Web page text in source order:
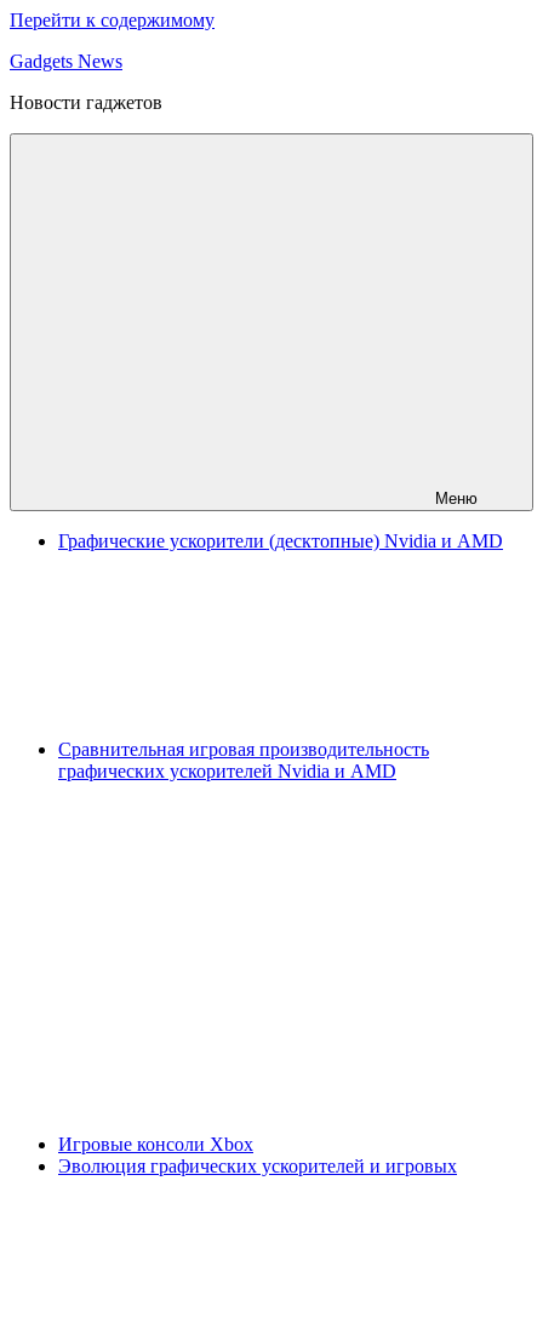
Перейти к содержимому
Gadgets News
Новости гаджетов
Меню
Графические ускорители (десктопные) Nvidia и AMD
Сравнительная игровая производительность
графических ускорителей Nvidia и AMD
Игровые консоли Xbox
Эволюция графических ускорителей и игровых